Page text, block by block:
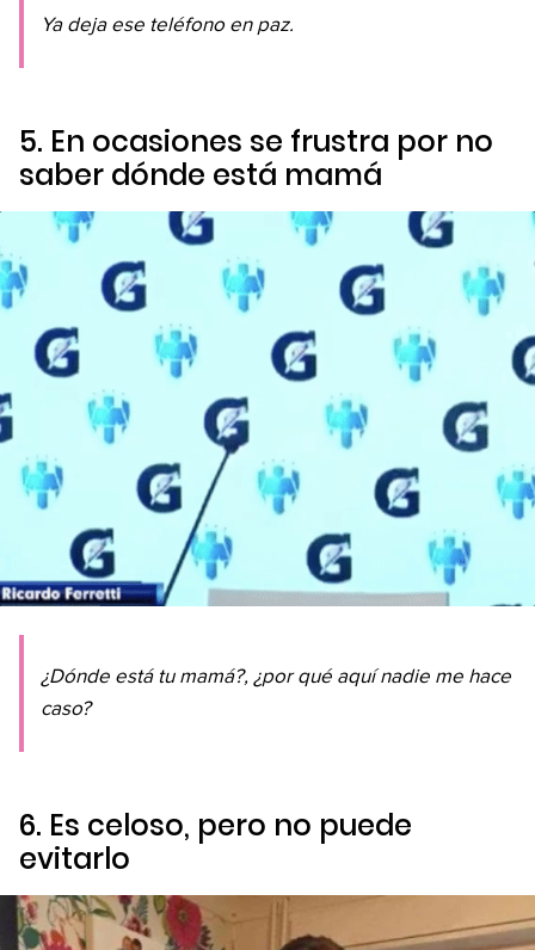
Ya deja ese teléfono en paz.
5. En ocasiones se frustra por no
saber dónde está mamá
¿Dónde está tu mamá?, ¿por qué aquí nadie me hace
caso?
6. Es celoso, pero no puede
evitarlo